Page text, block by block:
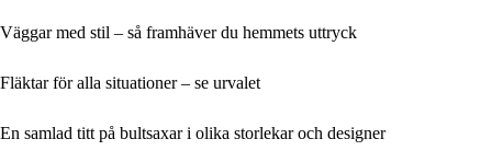
Väggar med stil – så framhäver du hemmets uttryck
Fläktar för alla situationer – se urvalet
En samlad titt på bultsaxar i olika storlekar och designer